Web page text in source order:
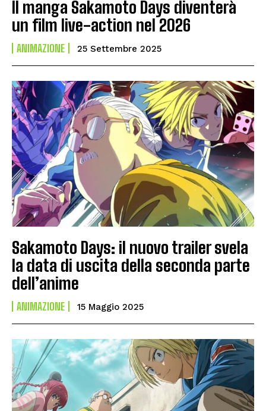
Il manga Sakamoto Days diventerà
un film live-action nel 2026
ANIMAZIONE 25 Settembre 2025
Sakamoto Days: il nuovo trailer svela
la data di uscita della seconda parte
dell’anime
ANIMAZIONE 15 Maggio 2025